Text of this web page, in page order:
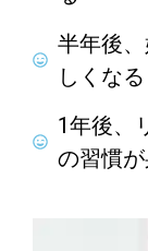
半年後
しくなる
1年後、
の習慣が